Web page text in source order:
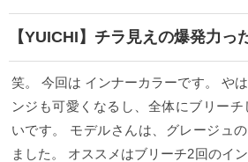
【YUICHI】チラ見えの爆発力っ
笑。 今回は インナーカラーです。 や
ンジも可愛くなるし、全体にブリー
いです。 モデルさんは、グレージュ
ました。 オススメはブリーチ2回のイ